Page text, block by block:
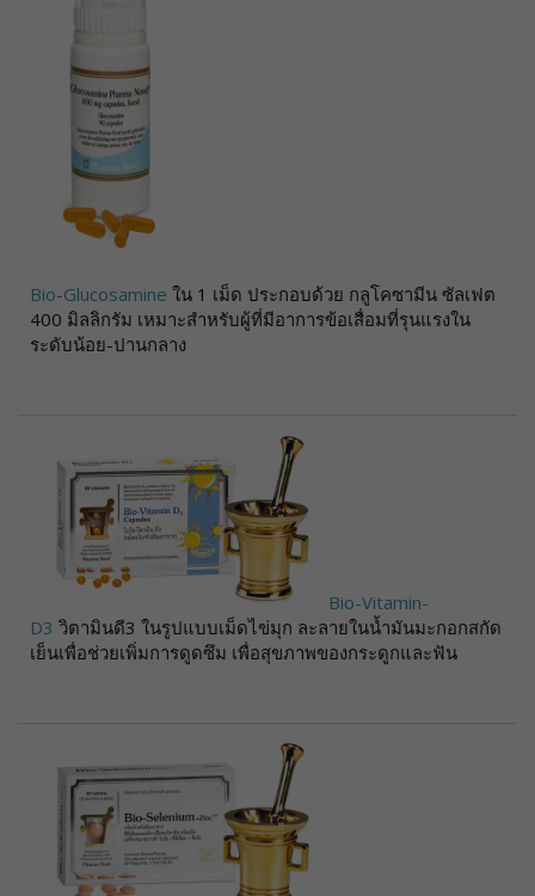
Bio-Glucosamine ใน 1 เม็ด ประกอบด้วย กลูโคซามีน ซัลเฟต
400 มิลลิกรัม เหมาะสำหรับผู้ที่มีอาการข้อเสื่อมที่รุนแรงใน
ระดับน้อย-ปานกลาง
Bio-Vitamin-
D3 วิตามินดี3 ในรูปแบบเม็ดไข่มุก ละลายในน้ำมันมะกอกสกัด
เย็นเพื่อช่วยเพิ่มการดูดซึม เพื่อสุขภาพของกระดูกและฟัน